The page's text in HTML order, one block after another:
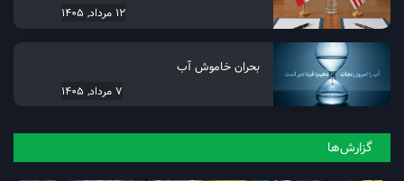
12 مرداد, 1405
بحران خاموش آب
7 مرداد, 1405
گزارش‌ها